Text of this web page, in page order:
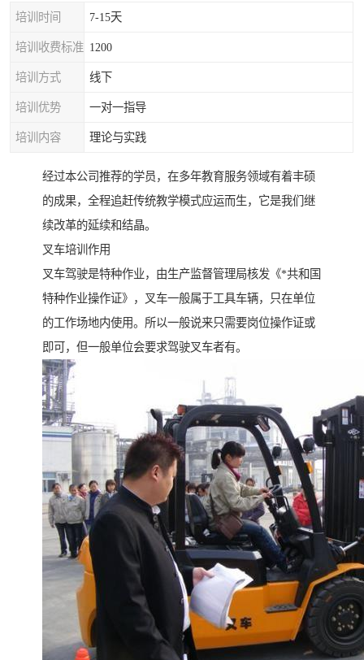
培训时间 7-15天
培训收费标准 1200
培训方式 线下
培训优势 一对一指导
培训内容 理论与实践
经过本公司推荐的学员，在多年教育服务领域有着丰硕
的成果，全程追赶传统教学模式应运而生，它是我们继
续改革的延续和结晶。
叉车培训作用
叉车驾驶是特种作业，由生产监督管理局核发《*共和国
特种作业操作证》，叉车一般属于工具车辆，只在单位
的工作场地内使用。所以一般说来只需要岗位操作证或
即可，但一般单位会要求驾驶叉车者有。